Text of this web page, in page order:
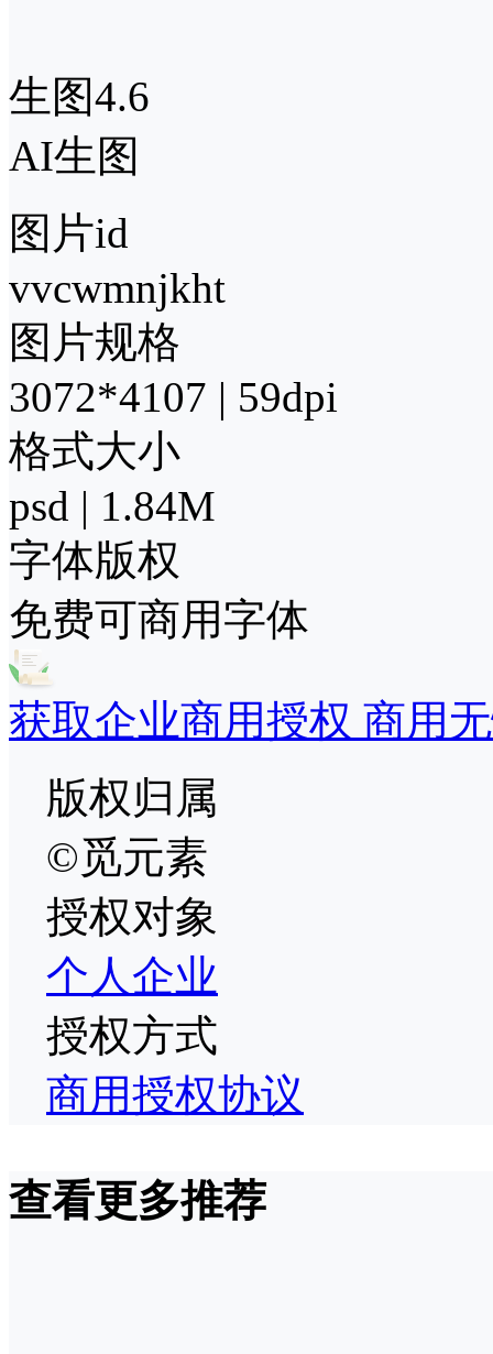
生图4.6
AI生图
图片id
vvcwmnjkht
图片规格
3072*4107 | 59dpi
格式大小
psd | 1.84M
字体版权
免费可商用字体
获取企业商用授权 商用
版权归属
©觅元素
授权对象
个人企业
授权方式
商用授权协议
查看更多推荐